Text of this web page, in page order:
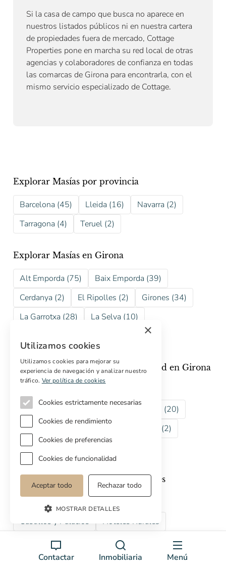
Contactar Inmobiliaria Menú
Si la casa de campo que busca no aparece en
nuestros listados públicos ni en nuestra cartera
de propiedades fuera de mercado, Cottage
Properties pone en marcha su red local de otras
agencias y colaboradores de confianza en todas
las comarcas de Girona para encontrarla, con el
mismo servicio especializado de Cottage.
Explorar Masías por provincia
Barcelona (45) Lleida (16)
Navarra (2)
Tarragona (4)
Teruel (2)
Explorar Masías en Girona
Alt Emporda (75)
Baix Emporda (39)
Cerdanya (2)
El Ripolles (2)
Girones (34)
La Garrotxa (28)
La Selva (10)
Explorar los otros tipos de propiedad en Girona
Para rehabilitar (45)
Casas de pueblo (20)
Castillos (10)
Casas (2)
Casas rústicas (2)
Explorar colecciones de propiedades
Casas de Campo
Castillos y Palacios
Hoteles Rurales
×
Utilizamos cookies
Utilizamos cookies para mejorar su
experiencia de navegación y analizar nuestro
tráfico. Ver política de cookies
Cookies estrictamente necesarias
Cookies de rendimiento
Cookies de preferencias
Cookies de funcionalidad
Aceptar todo Rechazar todo
MOSTRAR DETALLES